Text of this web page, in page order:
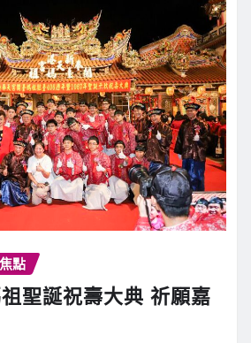
點
聖誕祝壽大典 祈願嘉